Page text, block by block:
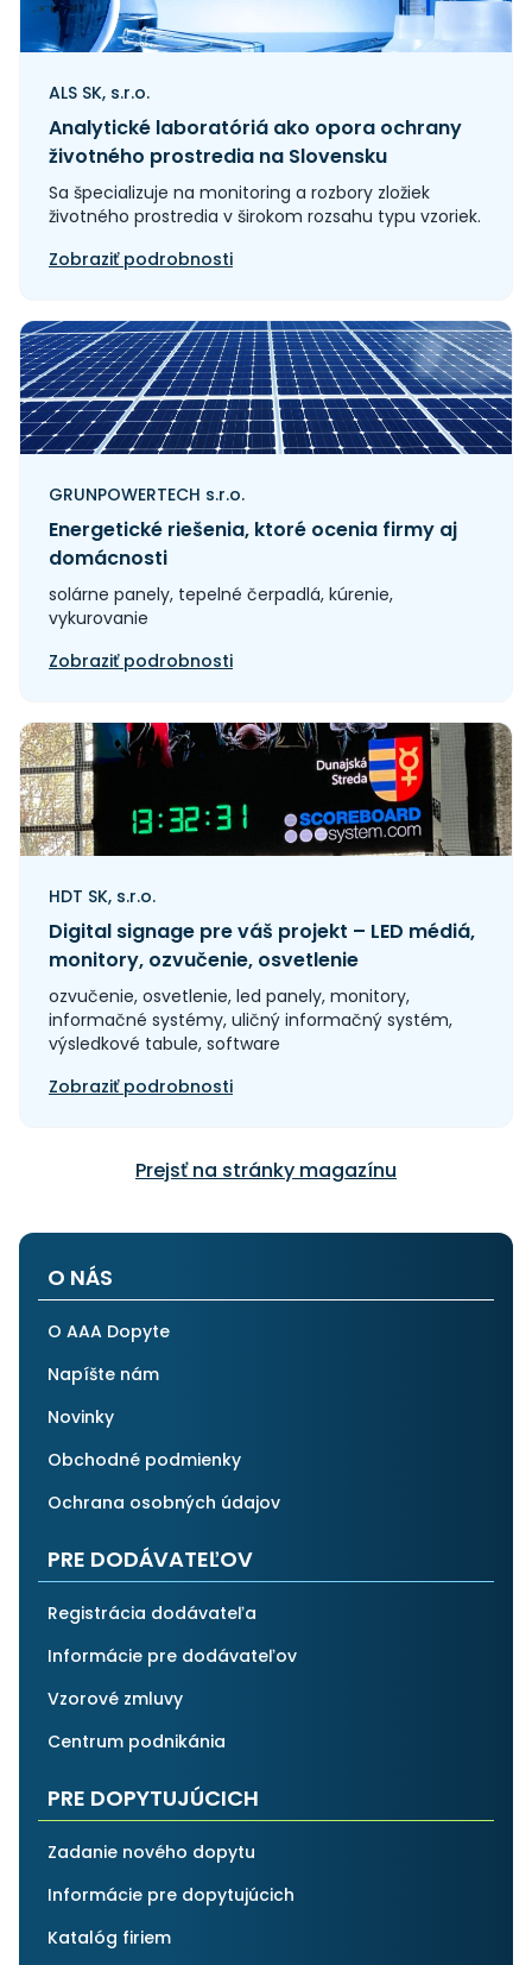
ALS SK, s.r.o.
Analytické laboratóriá ako opora ochrany
životného prostredia na Slovensku
Sa špecializuje na monitoring a rozbory zložiek
životného prostredia v širokom rozsahu typu vzoriek.
Zobraziť podrobnosti
GRUNPOWERTECH s.r.o.
Energetické riešenia, ktoré ocenia firmy aj
domácnosti
solárne panely, tepelné čerpadlá, kúrenie,
vykurovanie
Zobraziť podrobnosti
HDT SK, s.r.o.
Digital signage pre váš projekt – LED médiá,
monitory, ozvučenie, osvetlenie
ozvučenie, osvetlenie, led panely, monitory,
informačné systémy, uličný informačný systém,
výsledkové tabule, software
Zobraziť podrobnosti
Prejsť na stránky magazínu
O NÁS
O AAA Dopyte
Napíšte nám
Novinky
Obchodné podmienky
Ochrana osobných údajov
PRE DODÁVATEĽOV
Registrácia dodávateľa
Informácie pre dodávateľov
Vzorové zmluvy
Centrum podnikánia
PRE DOPYTUJÚCICH
Zadanie nového dopytu
Informácie pre dopytujúcich
Katalóg firiem